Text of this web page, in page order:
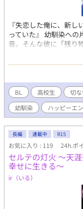
『失恋した俺に、新
っていた』 幼馴染へ
音。そんな彼に「残り
のは、一つ年下の翠だ
けてくれる翠。だけど
何度もすれ違い、傷
から始まる、年下男子
BL 高校生 切
幼馴染
ハッピーエ
長編 連載中 R15
お気に入り : 119 24h.ポ
セルテの灯火 ～天
幸せに生きる～
ir（いる）